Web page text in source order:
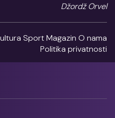
Džordž Orvel
SportMagazin O nama
Politika privatnosti